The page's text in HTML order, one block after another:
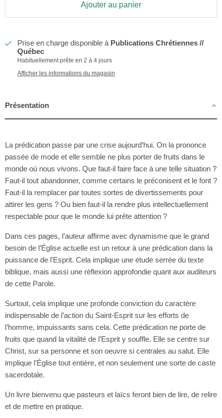
Ajouter au panier
Prise en charge disponible à Publications Chrétiennes //
Québec
Habituellement prête en 2 à 4 jours
Afficher les informations du magasin
Présentation
La prédication passe par une crise aujourd’hui. On la prononce
passée de mode et elle semble ne plus porter de fruits dans le
monde où nous vivons. Que faut-il faire face à une telle situation ?
Faut-il tout abandonner, comme certains le préconisent et le font ?
Faut-il la remplacer par toutes sortes de divertissements pour
attirer les gens ? Ou bien faut-il la rendre plus intellectuellement
respectable pour que le monde lui prête attention ?
Dans ces pages, l’auteur affirme avec dynamisme que le grand
besoin de l’Église actuelle est un retour à une prédication dans la
puissance de l’Esprit. Cela implique une étude serrée du texte
biblique, mais aussi une réflexion approfondie quant aux auditeurs
de cette Parole.
Surtout, cela implique une profonde conviction du caractère
indispensable de l’action du Saint-Esprit sur les efforts de
l’homme, impuissants sans cela. Cette prédication ne porte de
fruits que quand la vitalité de l’Esprit y souffle. Elle se centre sur
Christ, sur sa personne et son oeuvre si centrales au salut. Elle
implique l’Église tout entière, et non seulement une sorte de caste
sacerdotale.
Un livre bienvenu que pasteurs et laïcs feront bien de lire, de relire
et de mettre en pratique.